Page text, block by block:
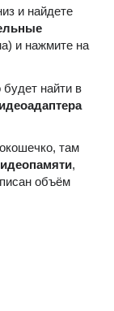
и найдете
и нажмите на
найти в
там
,
объём